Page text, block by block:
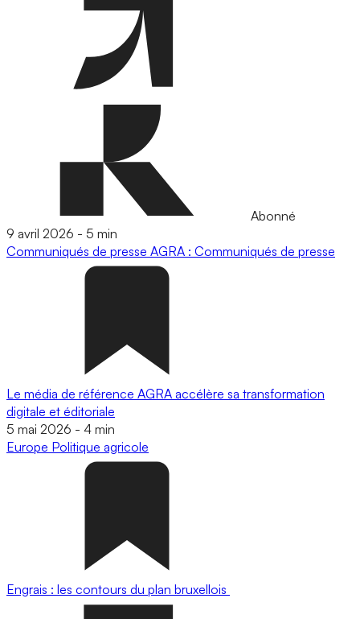
Abonné
9 avril 2026 - 5 min
Communiqués de presse AGRA : Communiqués de presse
Le média de référence AGRA accélère sa transformation
digitale et éditoriale
5 mai 2026 - 4 min
Europe Politique agricole
Engrais : les contours du plan bruxellois